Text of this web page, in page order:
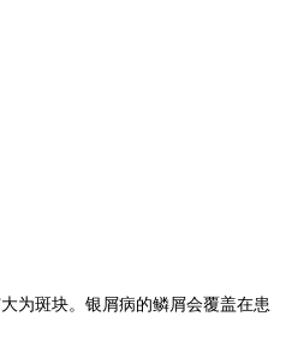
为斑块。银屑病的鳞屑会覆盖在患